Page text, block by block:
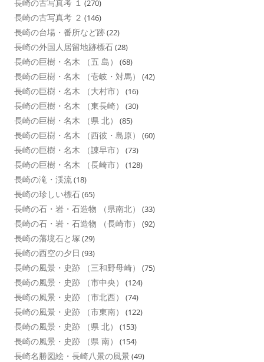
長崎の古写真考 １ (270)
長崎の古写真考 ２ (146)
長崎の台場・番所など跡(22)
長崎の外国人居留地跡標石(28)
長崎の巨樹・名木 （五 島） (68)
長崎の巨樹・名木 （壱岐・対馬） (42)
長崎の巨樹・名木 （大村市） (16)
長崎の巨樹・名木 （東長崎） (30)
長崎の巨樹・名木 （県 北） (85)
長崎の巨樹・名木 （西彼・島原） (60)
長崎の巨樹・名木 （諌早市） (73)
長崎の巨樹・名木 （長崎市） (128)
長崎の滝・渓流(18)
長崎の珍しい標石(65)
長崎の石・岩・石造物 （県南北） (33)
長崎の石・岩・石造物 （長崎市） (92)
長崎の藩境石と塚 (29)
長崎の西空の夕日 (93)
長崎の風景・史跡 （三和野母崎） (75)
長崎の風景・史跡 （市中央） (124)
長崎の風景・史跡 （市北西） (74)
長崎の風景・史跡 （市東南） (122)
長崎の風景・史跡 （県 北） (153)
長崎の風景・史跡 （県 南） (154)
長崎名勝図絵・長崎八景の風景 (49)